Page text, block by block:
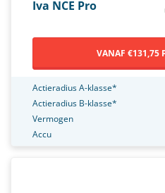
Iva NCE Pro
VANAF €131,75
Actieradius A-klasse*
Actieradius B-klasse*
Vermogen
Accu